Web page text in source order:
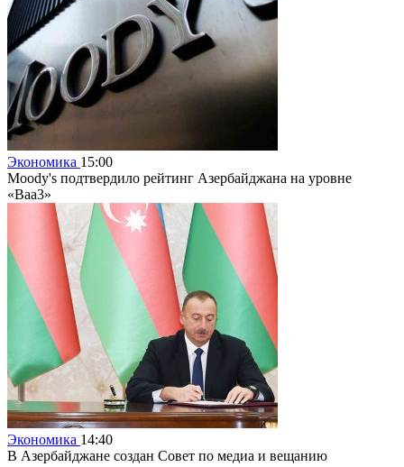
Экономика 15:00
Moody's подтвердило рейтинг Азербайджана на уровне
«Baa3»
Экономика 14:40
В Азербайджане создан Совет по медиа и вещанию